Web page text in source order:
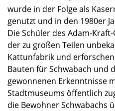
wurde in der Folge als
genutzt und in den 1980er
Die Schüler des Adam-
der zu großen Teilen
Kattun­fa­brik und
Bauten für Schwa­bach und
gewon­ne­nen Erkennt­nisse
Stadt­mu­se­ums öffent­lich
die Bewoh­ner Schwa­bachs